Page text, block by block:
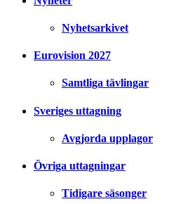
Nyhetsarkivet
Eurovision 2027
Samtliga tävlingar
Sveriges uttagning
Avgjorda upplagor
Övriga uttagningar
Tidigare säsonger